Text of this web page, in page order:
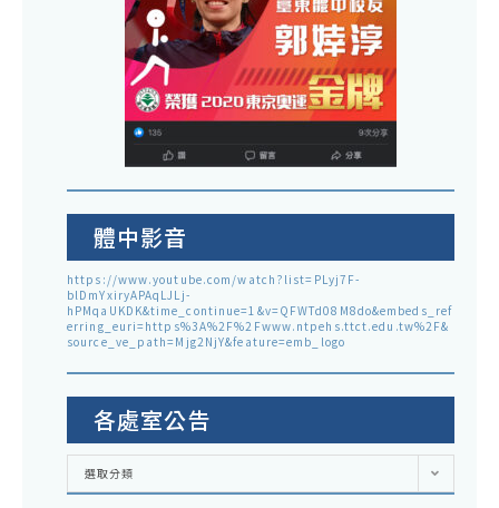
體中影音
https://www.youtube.com/watch?list=PLyj7F-
blDmYxiryAPAqLJLj-
hPMqaUKDK&time_continue=1&v=QFWTd08M8do&embeds_ref
erring_euri=https%3A%2F%2Fwww.ntpehs.ttct.edu.tw%2F&
source_ve_path=Mjg2NjY&feature=emb_logo
各處室公告
各
室
選取分類